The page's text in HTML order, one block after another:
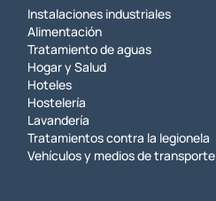
Instalaciones industriales
Alimentación
Tratamiento de aguas
Hogar y Salud
Hoteles
Hostelería
Lavandería
Tratamientos contra la legionela
Vehículos y medios de transporte